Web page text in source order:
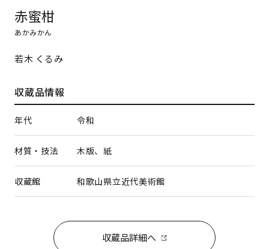
赤蜜柑
あかみかん
若木 くるみ
収蔵品情報
年代 令和
材質・技法 木版、紙
収蔵館 和歌山県立近代美術館
収蔵品詳細へ